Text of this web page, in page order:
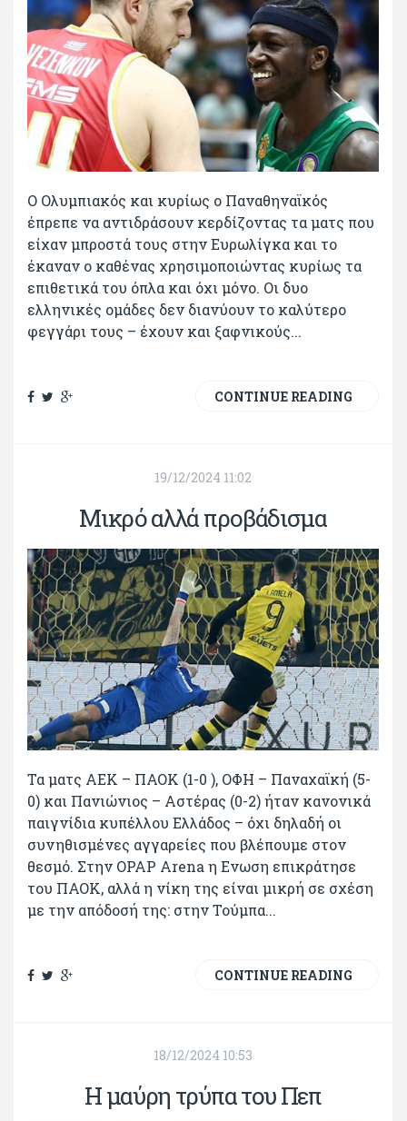
Ο Ολυμπιακός και κυρίως ο Παναθηναϊκός
έπρεπε να αντιδράσουν κερδίζοντας τα ματς που
είχαν μπροστά τους στην Ευρωλίγκα και το
έκαναν ο καθένας χρησιμοποιώντας κυρίως τα
επιθετικά του όπλα και όχι μόνο. Οι δυο
ελληνικές ομάδες δεν διανύουν το καλύτερο
φεγγάρι τους – έχουν και ξαφνικούς...
CONTINUE READING
19/12/2024 11:02
Μικρό αλλά προβάδισμα
Τα ματς ΑΕΚ – ΠΑΟΚ (1-0 ), ΟΦΗ – Παναχαϊκή (5-
0) και Πανιώνιος – Αστέρας (0-2) ήταν κανονικά
παιγνίδια κυπέλλου Ελλάδος – όχι δηλαδή οι
συνηθισμένες αγγαρείες που βλέπουμε στον
θεσμό. Στην OPAP Arena η Ενωση επικράτησε
του ΠΑΟΚ, αλλά η νίκη της είναι μικρή σε σχέση
με την απόδοσή της: στην Τούμπα...
CONTINUE READING
18/12/2024 10:53
Η μαύρη τρύπα του Πεπ